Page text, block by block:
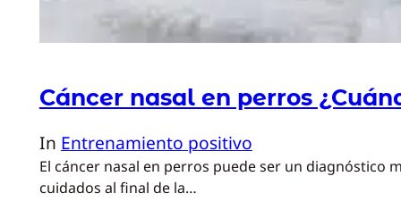
Cáncer nasal en perros
In Entrenamiento positivo
El cáncer nasal en perros puede ser un
cuidados al final de la…